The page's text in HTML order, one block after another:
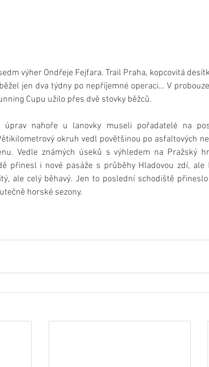
výher Ondřeje Fejfara. Trail Praha, kopcovitá
jen dva týdny po nepříjemné operaci… V
Cupu užilo přes dvě stovky běžců.
úprav nahoře u lanovky museli pořadatelé na
okruh vedl povětšinou po asfaltových
Vedle známých úseků s výhledem na Pražský
přinesl i nové pasáže s průběhy Hladovou zdí, ale
ale celý běhavý. Jen to poslední schodiště
horské sezony.